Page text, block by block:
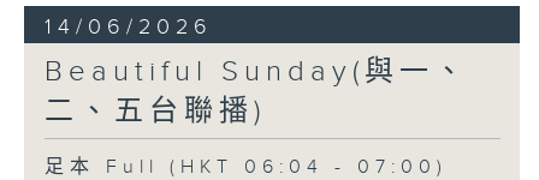
14/06/2026
Beautiful Sunday(與一、
二、五台聯播)
足本 Full (HKT 06:04 - 07:00)